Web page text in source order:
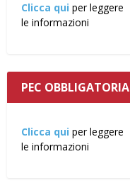
Clicca qui per leggere
le informazioni
PEC OBBLIGATORIA
Clicca qui per leggere
le informazioni